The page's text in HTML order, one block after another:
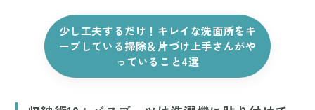
少し工夫するだけ！キレイな洗面所をキ
ープしている掃除＆片づけ上手さんがや
っていること4選